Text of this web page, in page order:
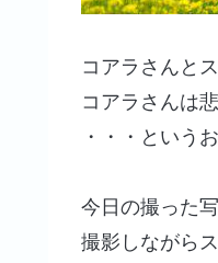
コアラさんと
コアラさんは
・・・という
今日の撮った
撮影しながら